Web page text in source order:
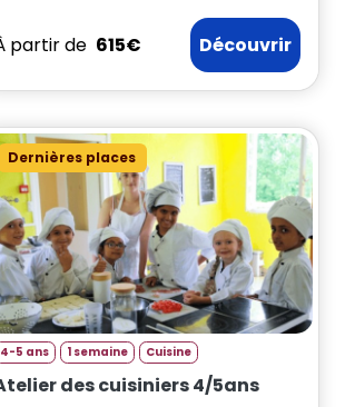
partir de 615€ Découvrir
Dernières places
4-5 ans 1 semaine Cuisine
des cuisiniers 4/5ans